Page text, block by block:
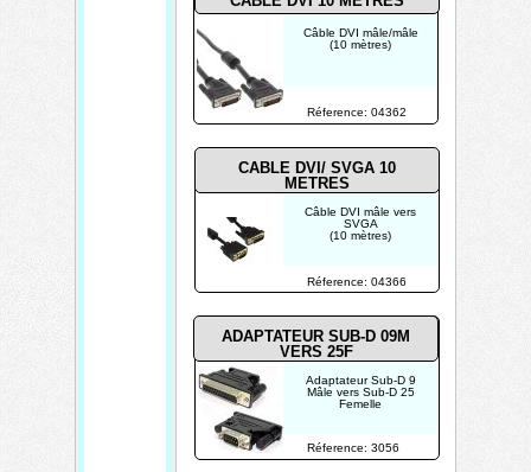
ADAPTATEUR SUB-D 09M
VERS 25F
CABLE DVI/ SVGA 10
METRES
Réference: 04362
Réference: 04366
Réference: 3056
Câble DVI mâle/mâle
(10 mètres)
Câble DVI mâle vers
SVGA
(10 mètres)
Adaptateur Sub-D 9
Mâle vers Sub-D 25
Femelle